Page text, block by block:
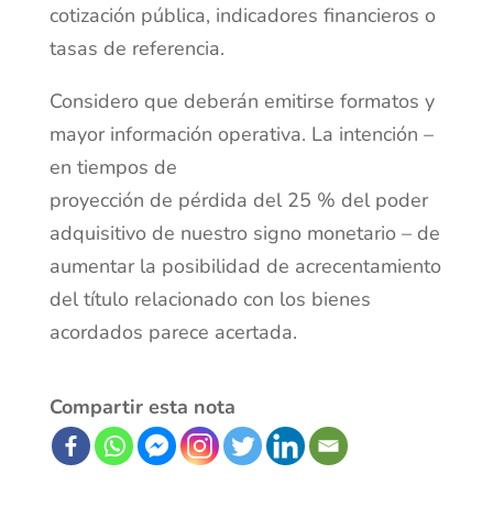
cotización pública, indicadores financieros o
tasas de referencia.
Considero que deberán emitirse formatos y
mayor información operativa. La intención –
en tiempos de
proyección de pérdida del 25 % del poder
adquisitivo de nuestro signo monetario – de
aumentar la posibilidad de acrecentamiento
del título relacionado con los bienes
acordados parece acertada.
Compartir esta nota